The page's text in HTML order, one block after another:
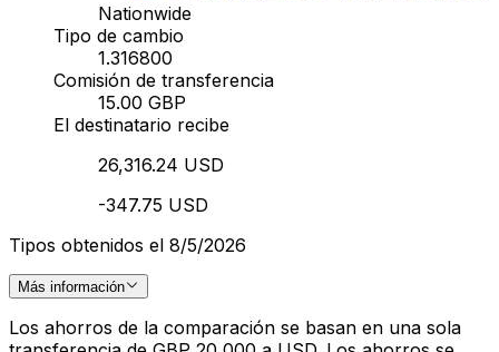
Nationwide
Tipo de cambio
1.316800
Comisión de transferencia
15.00 GBP
El destinatario recibe
26,316.24 USD
-347.75 USD
Tipos obtenidos el 8/5/2026
Más información
Los ahorros de la comparación se basan en una sola